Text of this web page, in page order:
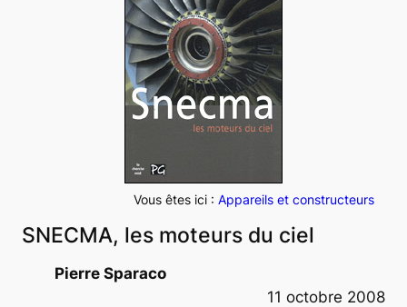
h
e
r
c
h
e
Vous êtes ici : Appareils et constructeurs
SNECMA, les moteurs du ciel
Pierre Sparaco
11 octobre 2008